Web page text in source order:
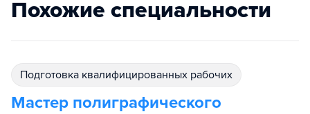
Похожие специальности
подготовка квалифицированных рабочих
Мастер полиграфического